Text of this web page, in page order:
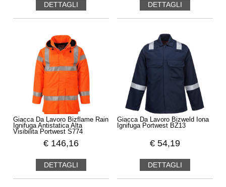
DETTAGLI DETTAGLI
Giacca Da Lavoro Bizflame Rain
Ignifuga Antistatica Alta
Visibilita Portwest S774
€ 146,16
DETTAGLI
Giacca Da Lavoro Bizweld Iona
Ignifuga Portwest BZ13
€ 54,19
DETTAGLI